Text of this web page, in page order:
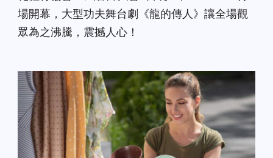
場開幕，大型功夫舞台劇《龍的傳人》讓全場觀
眾為之沸騰，震撼人心！